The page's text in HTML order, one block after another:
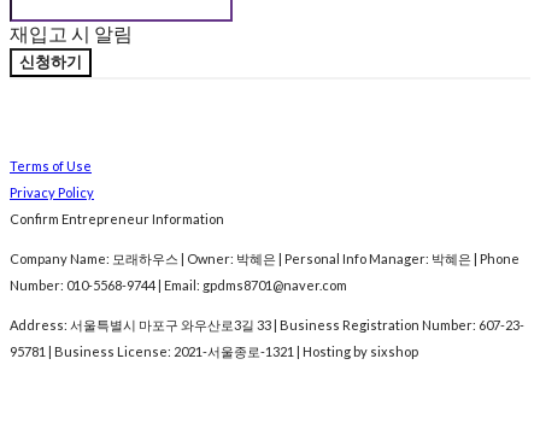
재입고 시 알림
신청하기
Terms of Use
Privacy Policy
Confirm Entrepreneur Information
Company Name: 모래하우스 | Owner: 박혜은 | Personal Info Manager: 박혜은 | Phone
Number: 010-5568-9744 | Email: gpdms8701@naver.com
Address: 서울특별시 마포구 와우산로3길 33 | Business Registration Number: 607-23-
95781
| Business License: 2021-서울종로-1321 | Hosting by sixshop